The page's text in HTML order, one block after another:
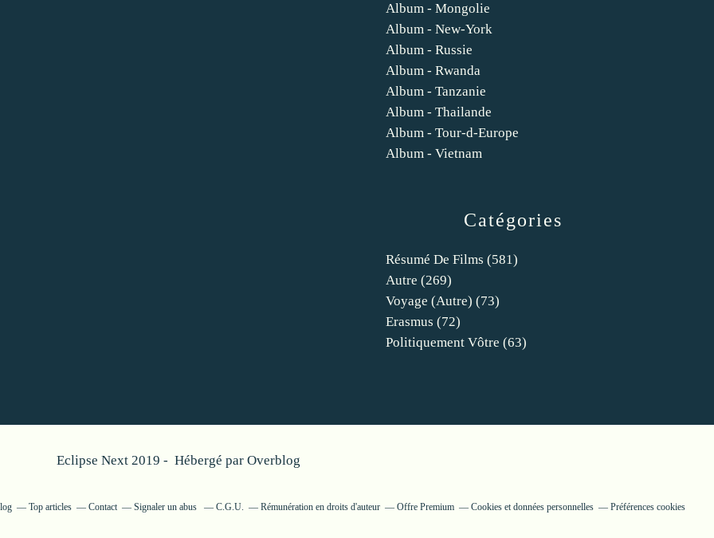
Catégories
Résumé De Films (581)
Autre (269)
Voyage (autre) (73)
Erasmus (72)
Politiquement Vôtre (63)
Album - Mongolie
Album - New-York
Album - Russie
Album - Rwanda
Album - Tanzanie
Album - Thailande
Album - Tour-d-Europe
Album - Vietnam
Eclipse Next 2019 - Hébergé par Overblog
Top articles Contact Signaler un abus C.G.U. Rémunération en droits d'auteur Offre Premium Cookies et données personnelles Préférences cookies